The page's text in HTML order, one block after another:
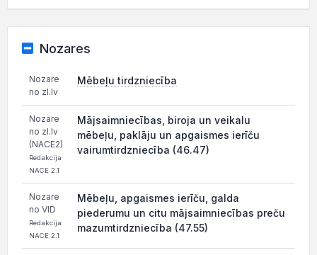
Nozares
Nozare
no zl.lv
Mēbeļu tirdzniecība
Nozare
no zl.lv
(NACE2)
Redakcija
NACE 2.1
Mājsaimniecības, biroja un veikalu
mēbeļu, paklāju un apgaismes ierīču
vairumtirdzniecība (46.47)
Nozare
no VID
Redakcija
NACE 2.1
Mēbeļu, apgaismes ierīču, galda
piederumu un citu mājsaimniecības preču
mazumtirdzniecība (47.55)